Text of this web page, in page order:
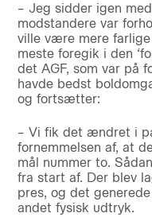
– Jeg sidder igen
modstandere var
ville være mere
meste foregik i den
det AGF, som var på
havde bedst
og fortsætter:
– Vi fik det ændret i
fornemmelsen af, at
mål nummer to.
fra start af. Der blev
pres, og det
andet fysisk udtryk.